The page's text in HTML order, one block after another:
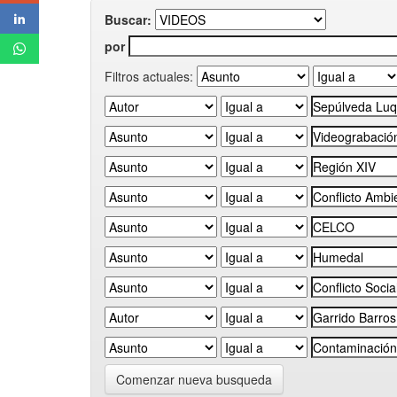
Buscar:
por
Filtros actuales:
Comenzar nueva busqueda